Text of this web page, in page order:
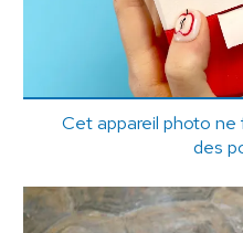
Cet appareil photo
des